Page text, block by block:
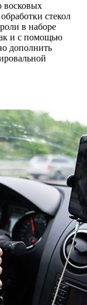
восковых
стекол
в наборе
и с помощью
дополнить